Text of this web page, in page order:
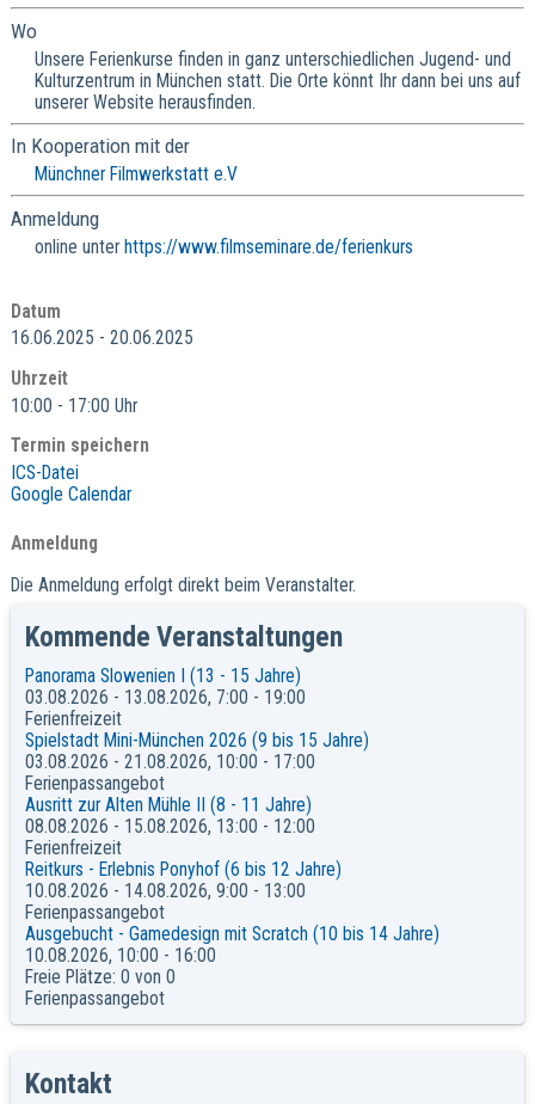
Wo
Unsere Ferienkurse finden in ganz unterschiedlichen Jugend- und
Kulturzentrum in München statt. Die Orte könnt Ihr dann bei uns auf
unserer Website herausfinden.
In Kooperation mit der
Münchner Filmwerkstatt e.V
Anmeldung
online unter https://www.filmseminare.de/ferienkurs
Datum
16.06.2025 - 20.06.2025
Uhrzeit
10:00 - 17:00 Uhr
Termin speichern
ICS-Datei
Google Calendar
Anmeldung
Die Anmeldung erfolgt direkt beim Veranstalter.
Kommende Veranstaltungen
Panorama Slowenien I (13 - 15 Jahre)
03.08.2026 - 13.08.2026, 7:00 - 19:00
Ferienfreizeit
Spielstadt Mini-München 2026 (9 bis 15 Jahre)
03.08.2026 - 21.08.2026, 10:00 - 17:00
Ferienpassangebot
Ausritt zur Alten Mühle II (8 - 11 Jahre)
08.08.2026 - 15.08.2026, 13:00 - 12:00
Ferienfreizeit
Reitkurs - Erlebnis Ponyhof (6 bis 12 Jahre)
10.08.2026 - 14.08.2026, 9:00 - 13:00
Ferienpassangebot
Ausgebucht - Gamedesign mit Scratch (10 bis 14 Jahre)
10.08.2026, 10:00 - 16:00
Freie Plätze: 0 von 0
Ferienpassangebot
Kontakt